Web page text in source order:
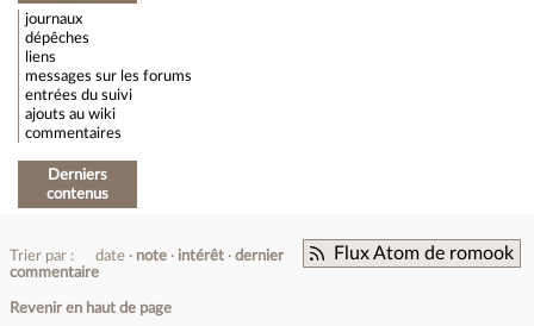
journaux
dépêches
liens
messages sur les forums
entrées du suivi
ajouts au wiki
commentaires
Derniers
contenus
Flux Atom de romook
Trier par : date note intérêt
dernier
commentaire
Revenir en haut de page